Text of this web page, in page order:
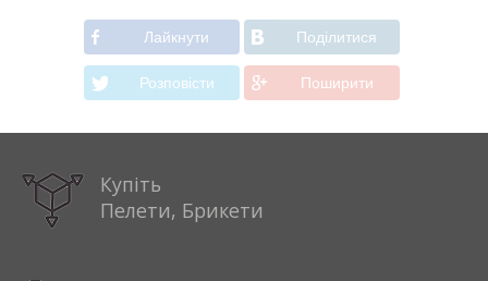
Лайкнути Подiлитися
Розповiсти Поширити
Купіть
Пелети, Брикети